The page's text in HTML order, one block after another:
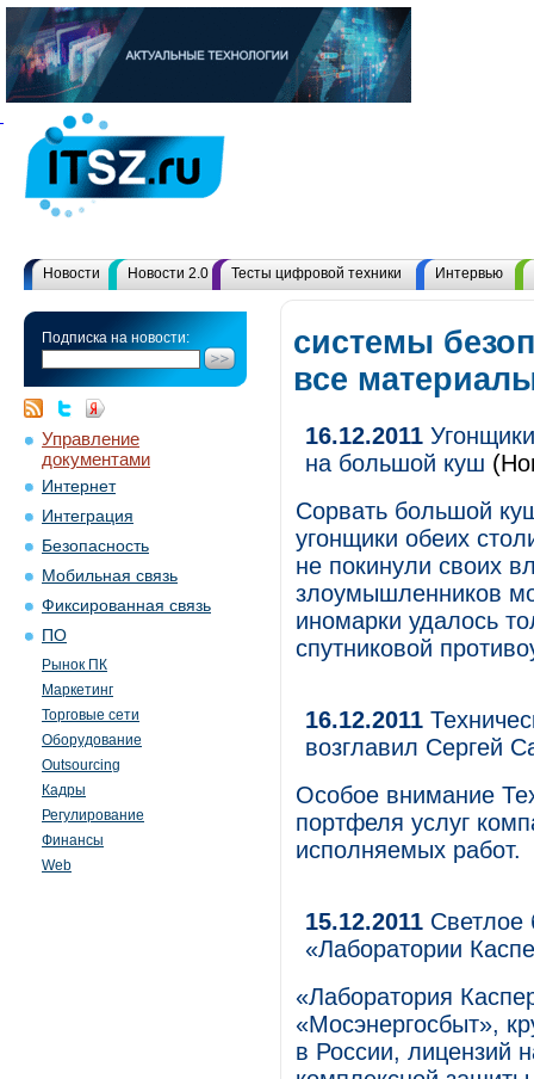
Новости Новости 2.0 Тесты цифровой техники Интервью
Подписка на новости:
Управление
документами
Интернет
Интеграция
Безопасность
Мобильная связь
Фиксированная связь
ПО
Рынок ПК
Маркетинг
Торговые сети
Оборудование
Outsourcing
Кадры
Регулирование
Финансы
Web
системы
все
16.12.2011
на большой куш
Сорвать большой
угонщики обеих
не покинули своих
злоумышленников
иномарки удалось
спутниковой
16.12.2011
возглавил Сергей
Особое внимание
портфеля услуг
исполняемых работ.
15.12.2011 Светлое
«Лаборатории
«Лаборатория
«Мосэнергосбыт»,
в России, лицензий